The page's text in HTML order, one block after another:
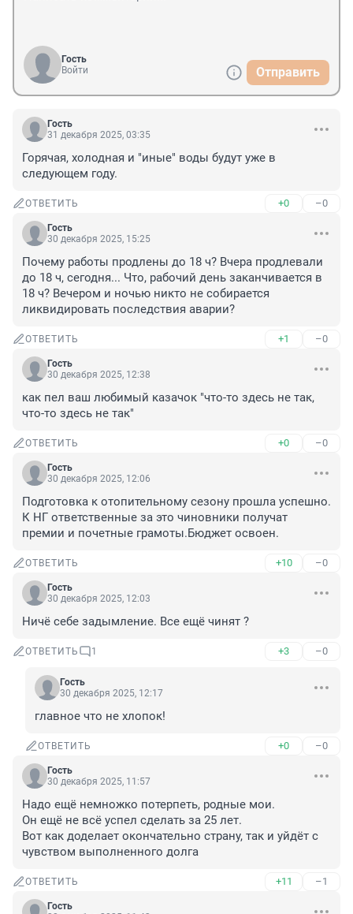
Гость
Войти
Отправить
Гость
31 декабря 2025, 03:35
Горячая, холодная и "иные" воды будут уже в
следующем году.
ОТВЕТИТЬ +0 –0
Гость
30 декабря 2025, 15:25
Почему работы продлены до 18 ч? Вчера продлевали
до 18 ч, сегодня... Что, рабочий день заканчивается в
18 ч? Вечером и ночью никто не собирается
ликвидировать последствия аварии?
ОТВЕТИТЬ +1 –0
Гость
30 декабря 2025, 12:38
как пел ваш любимый казачок "что-то здесь не так,
что-то здесь не так"
ОТВЕТИТЬ +0 –0
Гость
30 декабря 2025, 12:06
Подготовка к отопительному сезону прошла успешно.
К НГ ответственные за это чиновники получат
премии и почетные грамоты.Бюджет освоен.
ОТВЕТИТЬ +10 –0
Гость
30 декабря 2025, 12:03
Ничё себе задымление. Все ещё чинят ?
ОТВЕТИТЬ 1 +3 –0
Гость
30 декабря 2025, 12:17
главное что не хлопок!
ОТВЕТИТЬ +0 –0
Гость
30 декабря 2025, 11:57
Надо ещё немножко потерпеть, родные мои.
Он ещё не всё успел сделать за 25 лет.
Вот как доделает окончательно страну, так и уйдёт с
чувством выполненного долга
ОТВЕТИТЬ +11 –1
Гость